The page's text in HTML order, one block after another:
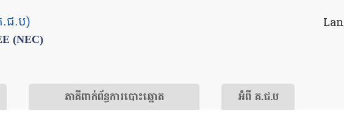
.ជ.ប)
(NEC)
​ភាគីពាក់ព័ន្ធ​​ការ​បោះឆ្នោត អំពី គ.ជ.ប